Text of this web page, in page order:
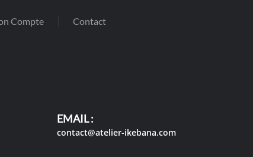
Compte Contact
EMAIL :
contact@atelier-ikebana.com